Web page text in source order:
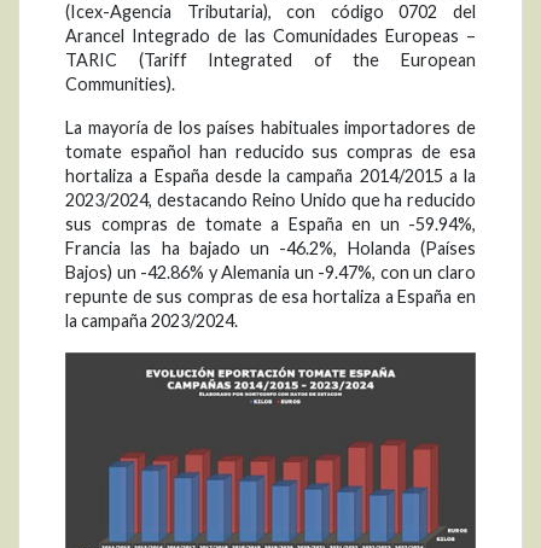
(Icex-Agencia Tributaria), con código 0702 del
Arancel Integrado de las Comunidades Europeas –
TARIC (Tariff Integrated of the European
Communities).
La mayoría de los países habituales importadores de
tomate español han reducido sus compras de esa
hortaliza a España desde la campaña 2014/2015 a la
2023/2024, destacando Reino Unido que ha reducido
sus compras de tomate a España en un -59.94%,
Francia las ha bajado un -46.2%, Holanda (Países
Bajos) un -42.86% y Alemania un -9.47%, con un claro
repunte de sus compras de esa hortaliza a España en
la campaña 2023/2024.